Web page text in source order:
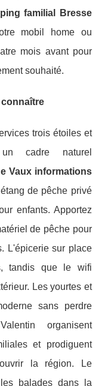
familial Bresse
mobil home ou
mois avant pour
souhaité.
connaître
trois étoiles et
cadre naturel
Vaux informations
de pêche privé
enfants. Apportez
de pêche pour
L'épicerie sur place
tandis que le wifi
Les yourtes et
sans perdre
organisent
et prodiguent
la région. Le
balades dans la